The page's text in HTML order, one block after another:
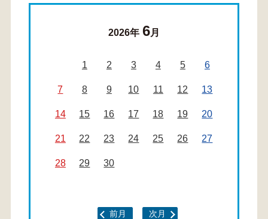
2026年 6月
1 2 3 4 5 6
7 8 9 10 11 12 13
14 15 16 17 18 19 20
21 22 23 24 25 26 27
28 29 30
前月 次月